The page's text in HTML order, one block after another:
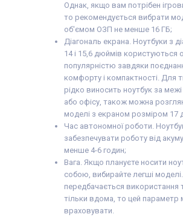
Однак, якщо вам потрібен
то рекомендується вибрати
об'ємом ОЗП не менше 16 ГБ;
Діагональ екрана. Ноутбуки з
14 і 15,6 дюймів користуються
популярністю завдяки
комфорту і компактності. Для
рідко виносить ноутбук за
або офісу, також можна
моделі з екраном розміром 17
Час автономної роботи.
забезпечувати роботу від
менше 4-6 годин;
Вага. Якщо плануєте носити
собою, вибирайте легші
передбачається використання
тільки вдома, то цей параметр
враховувати.